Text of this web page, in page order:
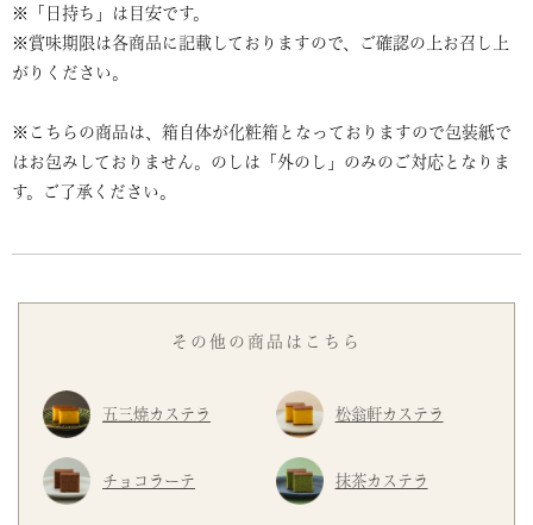
※「日持ち」は目安です。
※賞味期限は各商品に記載しておりますので、ご確認の上お召し上
がりください。
※こちらの商品は、箱自体が化粧箱となっておりますので包装紙で
はお包みしておりません。のしは「外のし」のみのご対応となりま
す。ご了承ください。
その他の商品はこちら
五三焼カステラ 松翁軒カステラ
チョコラーテ 抹茶カステラ